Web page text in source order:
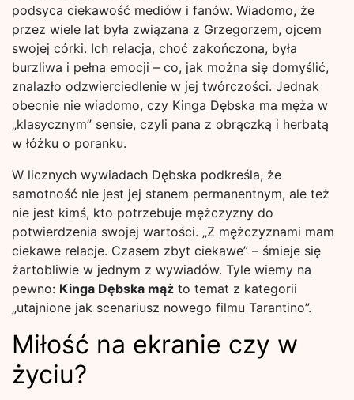
podsyca ciekawość mediów i fanów. Wiadomo, że
przez wiele lat była związana z Grzegorzem, ojcem
swojej córki. Ich relacja, choć zakończona, była
burzliwa i pełna emocji – co, jak można się domyślić,
znalazło odzwierciedlenie w jej twórczości. Jednak
obecnie nie wiadomo, czy Kinga Dębska ma męża w
„klasycznym” sensie, czyli pana z obrączką i herbatą
w łóżku o poranku.
W licznych wywiadach Dębska podkreśla, że
samotność nie jest jej stanem permanentnym, ale też
nie jest kimś, kto potrzebuje mężczyzny do
potwierdzenia swojej wartości. „Z mężczyznami mam
ciekawe relacje. Czasem zbyt ciekawe” – śmieje się
żartobliwie w jednym z wywiadów. Tyle wiemy na
pewno: Kinga Dębska mąż to temat z kategorii
„utajnione jak scenariusz nowego filmu Tarantino”.
Miłość na ekranie czy w
życiu?